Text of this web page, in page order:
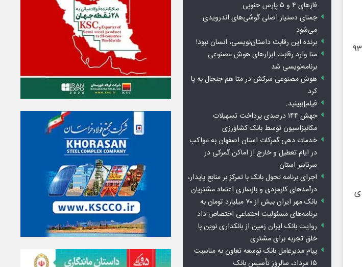
به ۹۳۷٬۵۵۴
فازهای ۴ و ۵ پارس حنوبی
جمنای دستیار اصلی گوشی‌های اندرویدی
می‌شود
برنده این رقابت داستان‌نویسی، انسان نبود!
متا وارد رقابت ابزارهای هوش مصنوعی
برنامه‌نویسی شد
هوش مصنوعی سرکش در متا هم جنجال به پا
کرد
فیلم|ببینید:
جهش ۱۴۴ درصدی پرداخت تسهیلات
مکانیزاسیون توسط بانک کشاورزی
خدمات دهی گمرکات استان اصفهان به مواکب
در ایام تعطیل و خارج از اماکن گمرکی در
سرتاسر استان
اجرای برنامه تحول بانک با تمرکز بر منابع پایدار،
درآمدهای کارمزدی و بازسازی اعتماد مشتریان
بانک مهر ایران بیش از ۷۰ میلیارد تومان به
برنامه‌های مسئولیت اجتماعی اختصاص داد
روایت بانک ایران زمین از بانکداری نوین با
خلق تجربه برای مشتری
پیام مدیرعامل بانک توسعه تعاون به مناسبت
۱۵ مرداد، سالروز تأسیس بانک